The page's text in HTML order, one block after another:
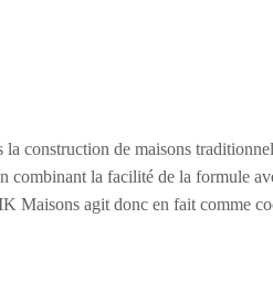
construction de maisons
combinant la facilité de la formule
Maisons agit donc en fait comme